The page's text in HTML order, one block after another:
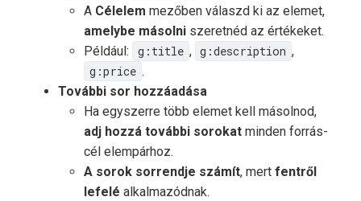
A Célelem mezőben válaszd ki az elemet,
amelybe másolni szeretnéd az értékeket.
Például:
g:title , g:description ,
g:price .
További sor hozzáadása
Ha egyszerre több elemet kell másolnod,
adj hozzá további sorokat minden forrás-
cél elempárhoz.
A sorok sorrendje számít, mert fentről
lefelé alkalmazódnak.